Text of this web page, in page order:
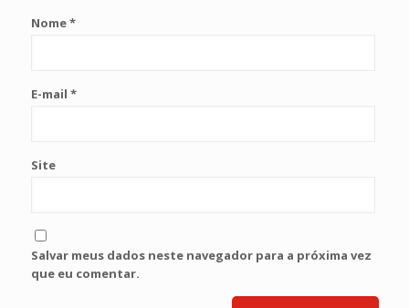
Nome*
E-mail *
Site
Salvar meus dados neste navegador para a próxima vez
que eu comentar.